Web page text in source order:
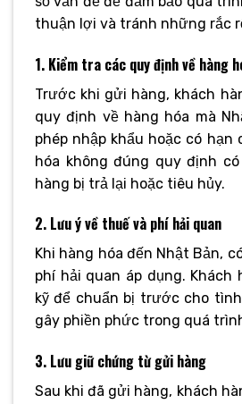
thuận lợi và tránh những rắc
1. Kiểm tra các quy định về hàng
Trước khi gửi hàng, khách
quy định về hàng hóa mà
phép nhập khẩu hoặc có hạn
hóa không đúng quy định
hàng bị trả lại hoặc tiêu hủy.
2. Lưu ý về thuế và phí hải quan
Khi hàng hóa đến Nhật Bản,
phí hải quan áp dụng. Khách
kỹ để chuẩn bị trước cho
gây phiền phức trong quá
3. Lưu giữ chứng từ gửi hàng
Sau khi đã gửi hàng, khách